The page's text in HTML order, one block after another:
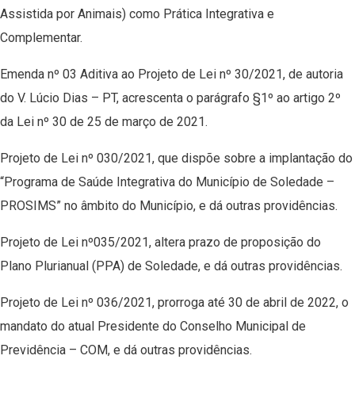
Assistida por Animais) como Prática Integrativa e
Complementar.
Emenda nº 03 Aditiva ao Projeto de Lei nº 30/2021, de autoria
do V. Lúcio Dias – PT, acrescenta o parágrafo §1º ao artigo 2º
da Lei nº 30 de 25 de março de 2021.
Projeto de Lei nº 030/2021, que dispõe sobre a implantação do
“Programa de Saúde Integrativa do Município de Soledade –
PROSIMS” no âmbito do Município, e dá outras providências.
Projeto de Lei nº035/2021, altera prazo de proposição do
Plano Plurianual (PPA) de Soledade, e dá outras providências.
Projeto de Lei nº 036/2021, prorroga até 30 de abril de 2022, o
mandato do atual Presidente do Conselho Municipal de
Previdência – COM, e dá outras providências.